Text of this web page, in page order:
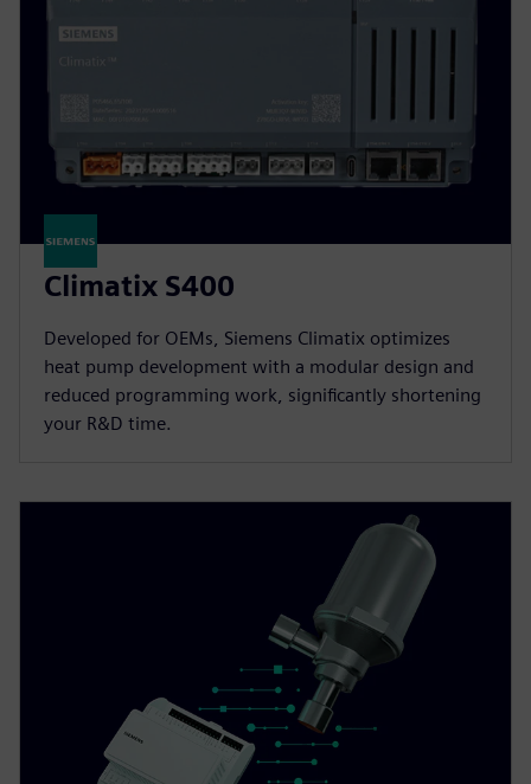
Climatix S400
Developed for OEMs, Siemens Climatix optimizes
heat pump development with a modular design and
reduced programming work, significantly shortening
your R&D time.